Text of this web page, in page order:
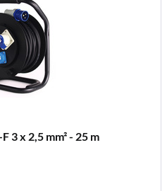
3 x 2,5 mm² - 25 m